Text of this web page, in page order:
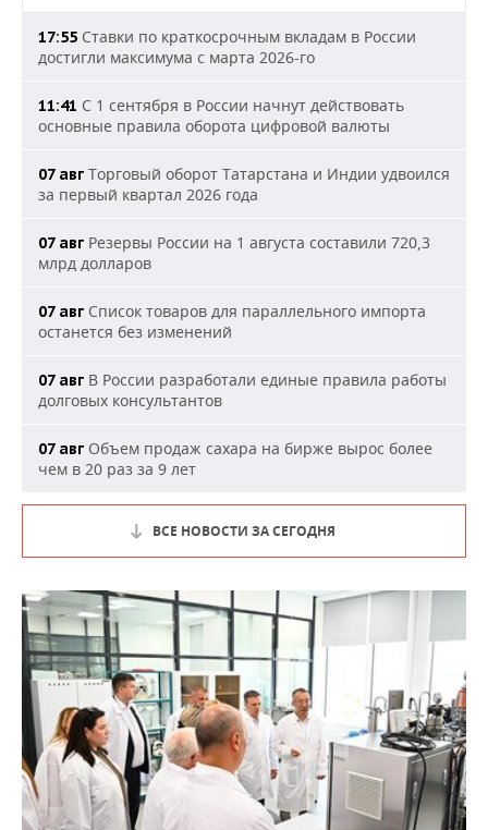
17:55 Ставки по краткосрочным вкладам в России
достигли максимума с марта 2026-го
11:41 С 1 сентября в России начнут действовать
основные правила оборота цифровой валюты
07 авг Торговый оборот Татарстана и Индии удвоился
за первый квартал 2026 года
07 авг Резервы России на 1 августа составили 720,3
млрд долларов
07 авг Список товаров для параллельного импорта
останется без изменений
07 авг В России разработали единые правила работы
долговых консультантов
07 авг Объем продаж сахара на бирже вырос более
чем в 20 раз за 9 лет
ВСЕ НОВОСТИ ЗА СЕГОДНЯ